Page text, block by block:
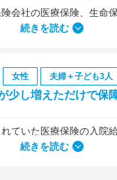
続きを読む
女性 夫婦＋子ども3人
少し増えただけで保
続きを読む